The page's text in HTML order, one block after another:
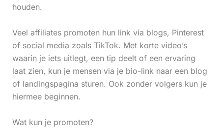
houden.
Veel affiliates promoten hun link via blogs, Pinterest
of social media zoals TikTok. Met korte video’s
waarin je iets uitlegt, een tip deelt of een ervaring
laat zien, kun je mensen via je bio-link naar een blog
of landingspagina sturen. Ook zonder volgers kun je
hiermee beginnen.
Wat kun je promoten?